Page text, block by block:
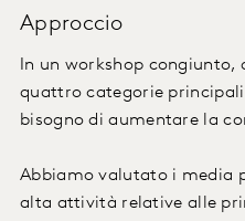
Approccio
In un workshop
quattro categorie principali
bisogno di aumentare la
Abbiamo valutato i media
alta attività relative alle